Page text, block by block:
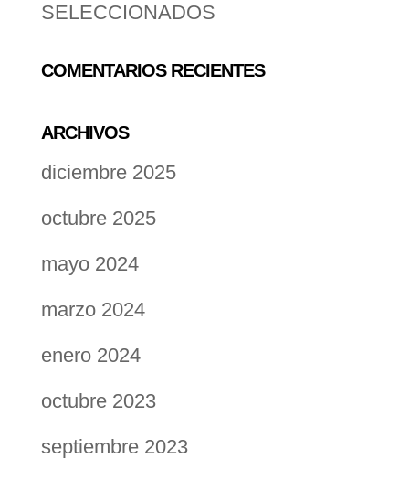
SELECCIONADOS
COMENTARIOS RECIENTES
ARCHIVOS
diciembre 2025
octubre 2025
mayo 2024
marzo 2024
enero 2024
octubre 2023
septiembre 2023